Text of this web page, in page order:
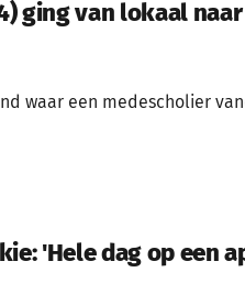
ging van lokaal
waar een medescholier
'Hele dag op een